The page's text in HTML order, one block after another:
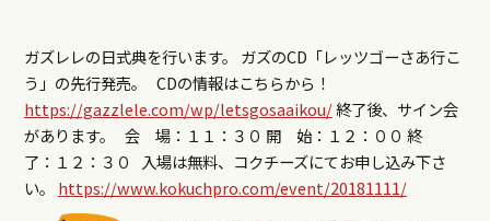
ガズレレの日式典を行います。 ガズのCD「レッツゴーさあ行こ
う」の先行発売。 CDの情報はこちらから！
https://gazzlele.com/wp/letsgosaaikou/終了後、サイン会
があります。 会 場：１１：３０ 開 始：１２：００ 終
了：１２：３０ 入場は無料、コクチーズにてお申し込み下さ
い。 https://www.kokuchpro.com/event/20181111/